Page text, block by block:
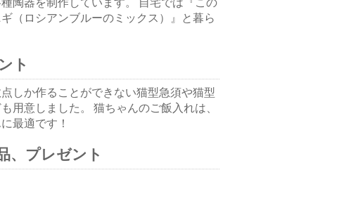
（ロシアンブルーのミックス）』と暮ら
ト
しか作ることができない猫型急須や猫型
用意しました。 猫ちゃんのご飯入れは、
最適です！
、プレゼント